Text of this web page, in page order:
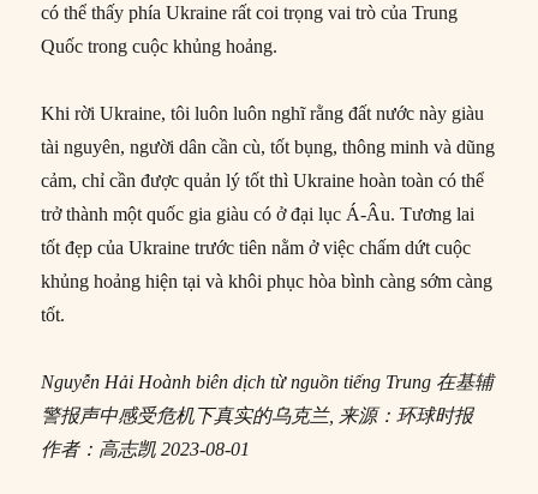
có thể thấy phía Ukraine rất coi trọng vai trò của Trung
Quốc trong cuộc khủng hoảng.
Khi rời Ukraine, tôi luôn luôn nghĩ rằng đất nước này giàu
tài nguyên, người dân cần cù, tốt bụng, thông minh và dũng
cảm, chỉ cần được quản lý tốt thì Ukraine hoàn toàn có thể
trở thành một quốc gia giàu có ở đại lục Á-Âu. Tương lai
tốt đẹp của Ukraine trước tiên nằm ở việc chấm dứt cuộc
khủng hoảng hiện tại và khôi phục hòa bình càng sớm càng
tốt.
Nguyễn Hải Hoành biên dịch từ nguồn tiếng Trung 在基辅
警报声中感受危机下真实的乌克兰, 来源：环球时报
作者：高志凯 2023-08-01